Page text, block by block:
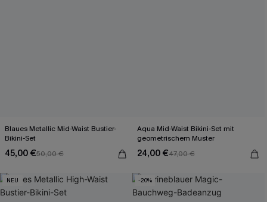
Blaues Metallic Mid-Waist Bustier-
Bikini-Set
45,00 €50,00 €
Aqua Mid-Waist Bikini-Set mit
geometrischem Muster
24,00 €47,00 €
NEU -20%